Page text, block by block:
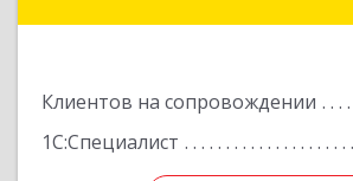
Клиентов на сопровождении
1С:Специалист